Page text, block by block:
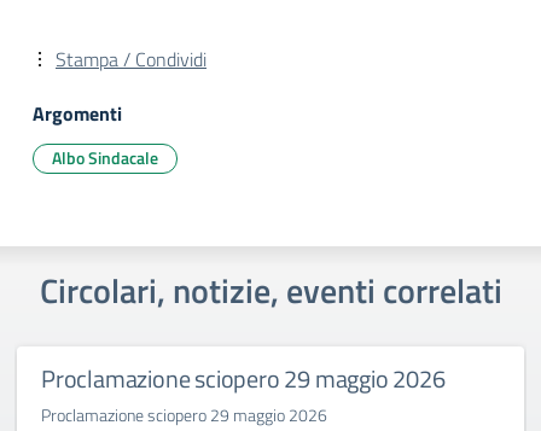
Stampa / Condividi
Argomenti
Albo Sindacale
Circolari, notizie, eventi correlati
Proclamazione sciopero 29 maggio 2026
Proclamazione sciopero 29 maggio 2026